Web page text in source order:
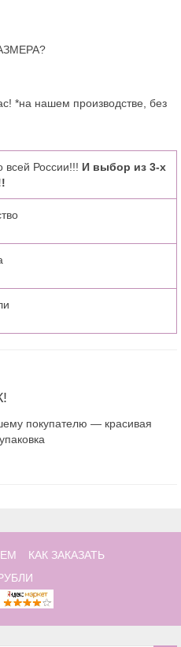
*на нашем производстве, без
всей России!!! И выбор из 3-х
покупателю — красивая
КАК ЗАКАЗАТЬ